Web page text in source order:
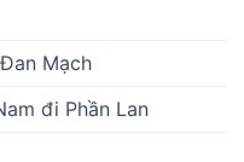
Mạch
đi Phần Lan